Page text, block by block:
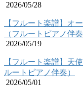
2026/05/28
【フルート楽譜】オ
（フルートピアノ伴奏
2026/05/19
【フルート楽譜】天
ルートピアノ伴奏）
2026/05/01